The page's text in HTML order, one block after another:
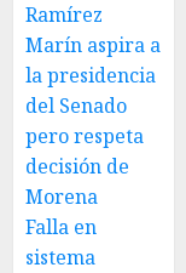
Ramírez
Marín aspira a
la presidencia
del Senado
pero respeta
decisión de
Morena
Falla en
sistema